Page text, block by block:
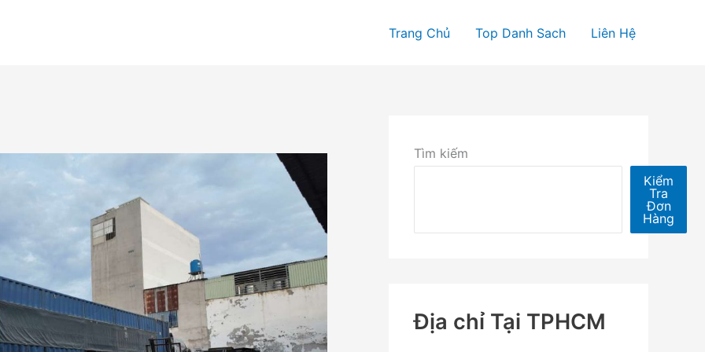
Trang Chủ Top Danh Sach Liên Hệ
Tìm kiếm
Kiểm
Tra
Đơn
Hàng
Địa chỉ Tại TPHCM